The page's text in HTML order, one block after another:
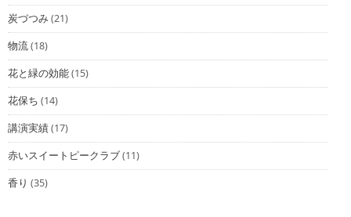
炭づつみ(21)
物流(18)
花と緑の効能(15)
花保ち (14)
講演実績(17)
赤いスイートピークラブ(11)
香り (35)